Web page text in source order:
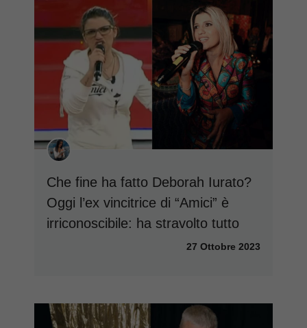
Che fine ha fatto Deborah Iurato?
Oggi l’ex vincitrice di “Amici” è
irriconoscibile: ha stravolto tutto
27 Ottobre 2023